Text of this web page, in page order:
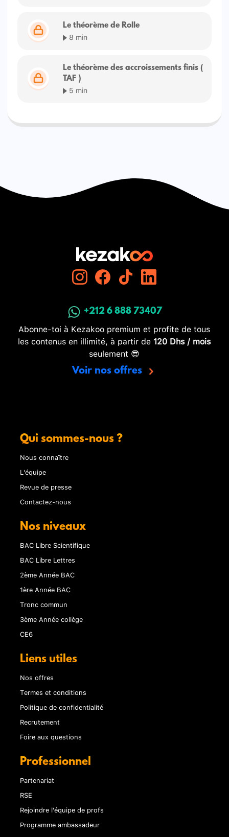
Le théorème de Rolle
8 min
Le théorème des accroissements finis (
TAF )
5 min
+212 6 888 73407
Abonne-toi à Kezakoo premium et profite de tous
les contenus en illimité, à partir de 120 Dhs / mois
seulement 😎
Voir nos offres
Qui sommes-nous ?
Nous connaître
L'équipe
Revue de presse
Contactez-nous
Nos niveaux
BAC Libre Scientifique
BAC Libre Lettres
2ème Année BAC
1ère Année BAC
Tronc commun
3ème Année collège
CE6
Liens utiles
Nos offres
Termes et conditions
Politique de confidentialité
Recrutement
Foire aux questions
Professionnel
Partenariat
RSE
Rejoindre l'équipe de profs
Programme ambassadeur